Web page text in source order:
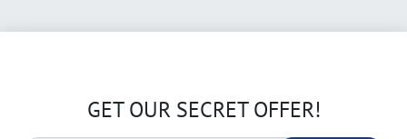
GET OUR SECRET OFFER!